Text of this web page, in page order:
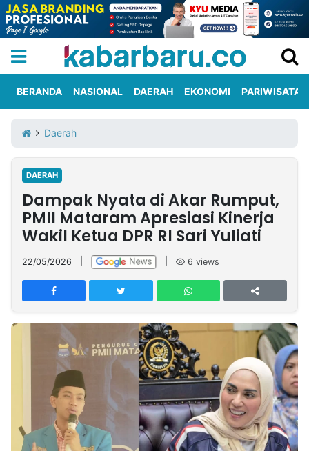
Iklan
Berita
Kami
Nasional
International
Olahraga
Entertainment
Daerah
Pariwisata
Kuliner
Kolom
Network
PT
TREETAN
INDONESIA
Dinamikapost.com
Seedbacklink
BERANDA NASIONAL DAERAH EKONOMI PARIWISATA
Daerah
DAERAH
Dampak Nyata di Akar Rumput,
PMII Mataram Apresiasi Kinerja
Wakil Ketua DPR RI Sari Yuliati
22/05/2026 6 views